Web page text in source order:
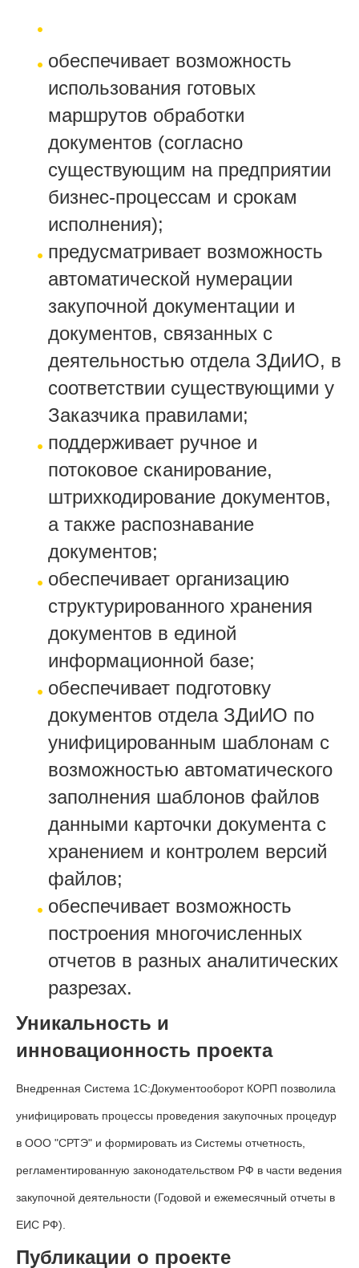
обеспечивает возможность
использования готовых
маршрутов обработки
документов (согласно
существующим на предприятии
бизнес-процессам и срокам
исполнения);
предусматривает возможность
автоматической нумерации
закупочной документации и
документов, связанных с
деятельностью отдела ЗДиИО, в
соответствии существующими у
Заказчика правилами;
поддерживает ручное и
потоковое сканирование,
штрихкодирование документов,
а также распознавание
документов;
обеспечивает организацию
структурированного хранения
документов в единой
информационной базе;
обеспечивает подготовку
документов отдела ЗДиИО по
унифицированным шаблонам с
возможностью автоматического
заполнения шаблонов файлов
данными карточки документа с
хранением и контролем версий
файлов;
обеспечивает возможность
построения многочисленных
отчетов в разных аналитических
разрезах.
Уникальность и
инновационность проекта
Внедренная Система 1С:Документооборот КОРП позволила
унифицировать процессы проведения закупочных процедур
в ООО "СРТЭ" и формировать из Системы отчетность,
регламентированную законодательством РФ в части ведения
закупочной деятельности (Годовой и ежемесячный отчеты в
ЕИС РФ).
Публикации о проекте